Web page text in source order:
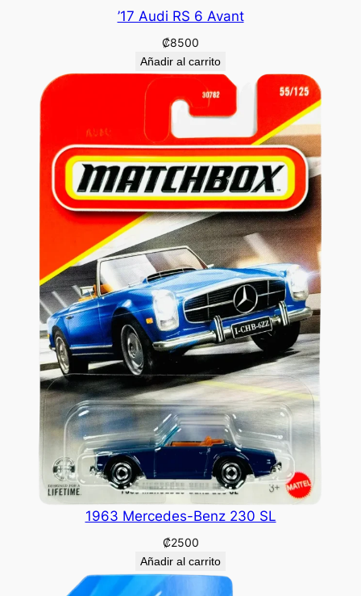
’17 Audi RS 6 Avant
₡8500
Añadir al carrito
1963 Mercedes-Benz 230 SL
₡2500
Añadir al carrito